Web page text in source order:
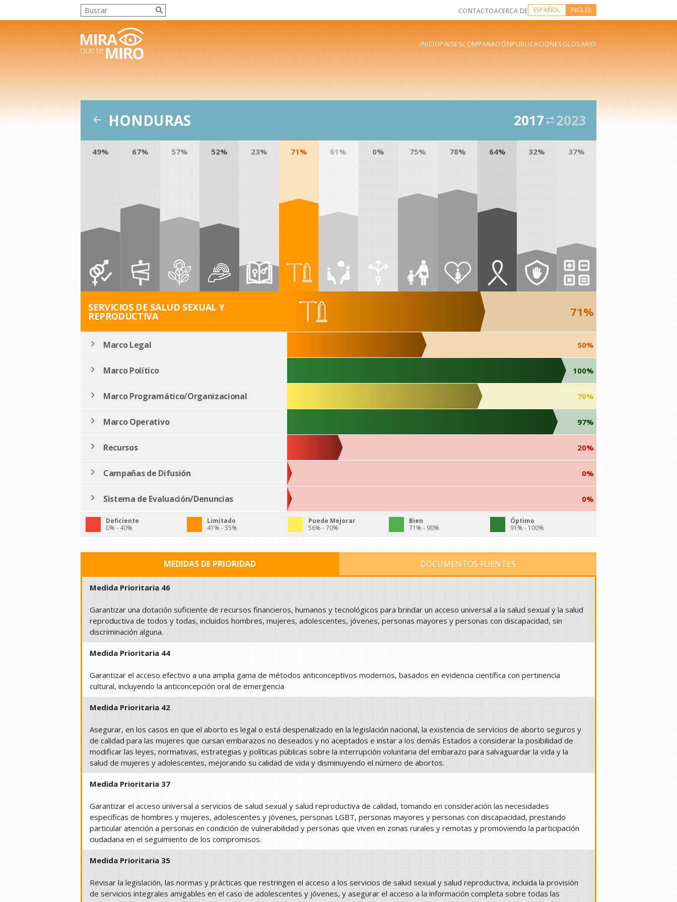
CONTACTOACERCA DE ESPAÑOL INGLÉS
INICIOPAISESCOMPARACIÓNPUBLICACIONESGLOSARIO
HONDURAS 2017 2023
49% 67% 57% 52% 23% 71% 61% 0% 75% 78% 64% 32% 37%
SERVICIOS DE SALUD SEXUAL Y
REPRODUCTIVA 71%
Marco Legal 50%
Marco Político 100%
Marco Programático/Organizacional 70%
Marco Operativo 97%
Recursos 20%
Campañas de Difusión 0%
Sistema de Evaluación/Denuncias 0%
Deficiente
0% - 40%
Limitado
41% - 55%
Puede Mejorar
56% - 70%
Bien
71% - 90%
Óptimo
91% - 100%
MEDIDAS DE PRIORIDAD DOCUMENTOS FUENTES
Medida Prioritaria 46
Garantizar una dotación suficiente de recursos financieros, humanos y tecnológicos para brindar un acceso universal a la salud sexual y la salud
reproductiva de todos y todas, incluidos hombres, mujeres, adolescentes, jóvenes, personas mayores y personas con discapacidad, sin
discriminación alguna.
Medida Prioritaria 44
Garantizar el acceso efectivo a una amplia gama de métodos anticonceptivos modernos, basados en evidencia científica con pertinencia
cultural, incluyendo la anticoncepción oral de emergencia
Medida Prioritaria 42
Asegurar, en los casos en que el aborto es legal o está despenalizado en la legislación nacional, la existencia de servicios de aborto seguros y
de calidad para las mujeres que cursan embarazos no deseados y no aceptados e instar a los demás Estados a considerar la posibilidad de
modificar las leyes, normativas, estrategias y políticas públicas sobre la interrupción voluntaria del embarazo para salvaguardar la vida y la
salud de mujeres y adolescentes, mejorando su calidad de vida y disminuyendo el número de abortos.
Medida Prioritaria 37
Garantizar el acceso universal a servicios de salud sexual y salud reproductiva de calidad, tomando en consideración las necesidades
específicas de hombres y mujeres, adolescentes y jóvenes, personas LGBT, personas mayores y personas con discapacidad, prestando
particular atención a personas en condición de vulnerabilidad y personas que viven en zonas rurales y remotas y promoviendo la participación
ciudadana en el seguimiento de los compromisos.
Medida Prioritaria 35
Revisar la legislación, las normas y prácticas que restringen el acceso a los servicios de salud sexual y salud reproductiva, incluida la provisión
de servicios integrales amigables en el caso de adolescentes y jóvenes, y asegurar el acceso a la información completa sobre todas las